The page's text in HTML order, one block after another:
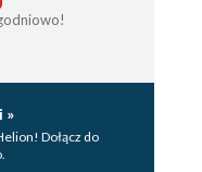
»
Dołącz do